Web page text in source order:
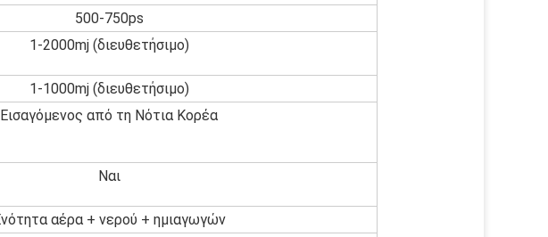
500-750ps
1-2000mj (διευθετήσιμο)
1-1000mj (διευθετήσιμο)
Εισαγόμενος από τη Νότια Κορέα
Ναι
αέρα + νερού + ημιαγωγών